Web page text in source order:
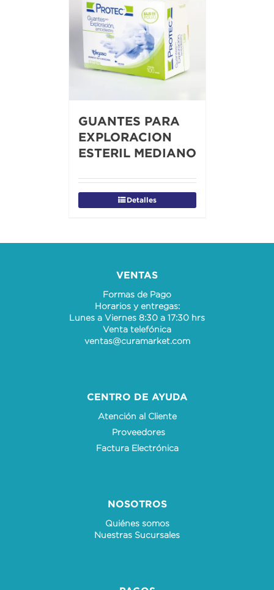
GUANTES PARA
EXPLORACION
ESTERIL MEDIANO
Detalles
VENTAS
Formas de Pago
Horarios y entregas:
Lunes a Viernes 8:30 a 17:30 hrs
Venta telefónica
ventas@curamarket.com
CENTRO DE AYUDA
Atención al Cliente
Proveedores
Factura Electrónica
NOSOTROS
Quiénes somos
Nuestras Sucursales